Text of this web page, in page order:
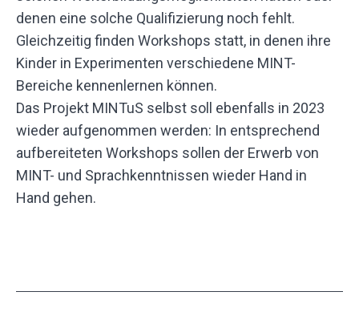
denen eine solche Qualifizierung noch fehlt.
Gleichzeitig finden Workshops statt, in denen ihre
Kinder in Experimenten verschiedene MINT-
Bereiche kennenlernen können.
Das Projekt MINTuS selbst soll ebenfalls in 2023
wieder aufgenommen werden: In entsprechend
aufbereiteten Workshops sollen der Erwerb von
MINT- und Sprachkenntnissen wieder Hand in
Hand gehen.